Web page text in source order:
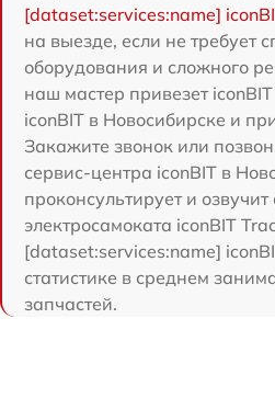
[dataset:services:name]
на выезде, если не требует
оборудования и сложного
наш мастер привезет
iconBIT в Новосибирске и
Закажите звонок или
сервис-центра iconBIT в
проконсультирует и
электросамоката iconBIT
[dataset:services:name]
статистике в среднем
запчастей.